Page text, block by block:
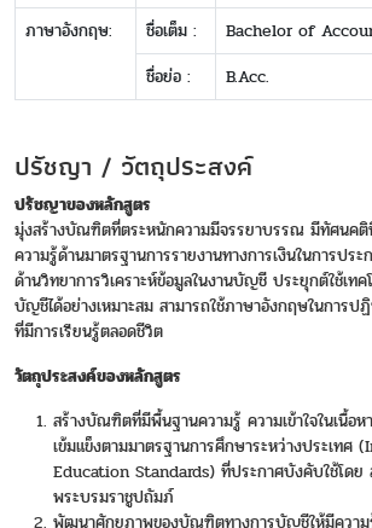
ภาษาอังกฤษ:
ชื่อเต็ม :
Bachelor of
ชื่อย่อ :
B.Acc.
ปรัชญา / วัตถุประสงค์
ปรัชญาของหลักสูตร
มุ่งสร้างบัณฑิตที่ตระหนักความมีจรรยาบรรณ มีทัศนคติ
ความรู้ด้านมาตรฐานการรายงานทางการเงินในการป
ด้านวิทยาการวิเคราะห์ข้อมูลในงานบัญชี ประยุกต์ใช้เทค
บัญชีได้อย่างเหมาะสม สามารถใช้ภาษาอังกฤษในการ
ที่มีการเรียนรู้ตลอดชีวิต
วัตถุประสงค์ของหลักสูตร
สร้างบัณฑิตที่มีพื้นฐานความรู้ ความเข้าใจในเนื้อ
เข้มแข็งตามมาตรฐานการศึกษาระหว่างประเทศ
Education Standards) ที่ประกาศบังคับใช้โด
พระบรมราชูปถัมภ์
พัฒนาศักยภาพของบัณฑิตทางการบัญชีให้มีความรู้